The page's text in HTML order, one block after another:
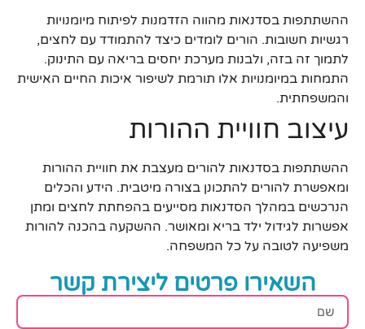
ההשתתפות בסדנאות מהווה הזדמנות לפיתוח מיומנויות
רגשיות חשובות. הורים לומדים כיצד להתמודד עם לחצים,
לתמוך זה בזה, ולבנות מערכת יחסים בריאה עם התינוק.
התמחות במיומנויות אלו תורמת לשיפור איכות החיים האישית
והמשפחתית.
עיצוב חוויית ההורות
ההשתתפות בסדנאות להורים מעצבת את חוויית ההורות
ומאפשרת להורים להתכונן בצורה מיטבית. הידע והכלים
הנרכשים במהלך הסדנאות מסייעים בהפחתת לחצים ומתן
אפשרות לגידול ילד בריא ומאושר. ההשקעה בהכנה להורות
משפיעה לטובה על כל המשפחה.
השאירו פרטים ליצירת קשר